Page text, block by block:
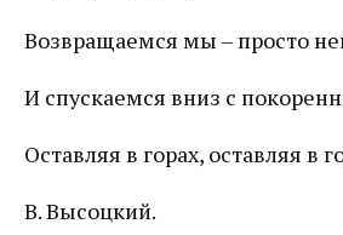
Возвращаемся мы – просто
И спускаемся вниз с
Оставляя в горах, оставляя в
В. Высоцкий.